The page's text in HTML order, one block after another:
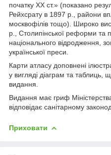
початку ХХ ст.» (показано
Рейхсрату в 1897 р., райони
москвофілів тощо). Широко
р., Столипінської реформи та
національного відродження,
української преси.
Карти атласу доповнені
у вигляді діаграм та таблиць,
видання.
Видання має гриф
відповідає санітарному
Приховати